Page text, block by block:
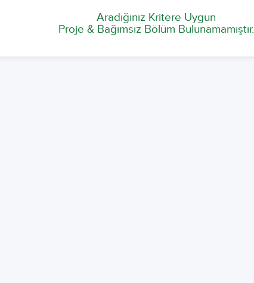
Aradığınız Kritere Uygun
Proje & Bağımsız Bölüm Bulunamamıştır.